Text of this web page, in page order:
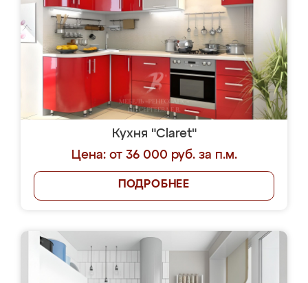
Кухня "Claret"
Цена: от 36 000 руб. за п.м.
ПОДРОБНЕЕ